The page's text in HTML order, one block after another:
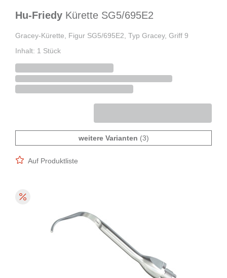
Hu-Friedy Kürette SG5/695E2
Gracey-Kürette, Figur SG5/695E2, Typ Gracey, Griff 9
Inhalt: 1 Stück
weitere Varianten (3)
Auf Produktliste